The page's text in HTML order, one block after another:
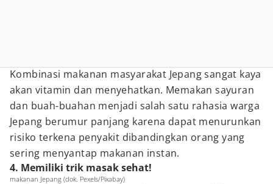
Kombinasi makanan masyarakat Jepang sangat kaya
akan vitamin dan menyehatkan. Memakan sayuran
dan buah-buahan menjadi salah satu rahasia warga
Jepang berumur panjang karena dapat menurunkan
risiko terkena penyakit dibandingkan orang yang
sering menyantap makanan instan.
4. Memiliki trik masak sehat!
makanan Jepang (dok. Pexels/Pixabay)